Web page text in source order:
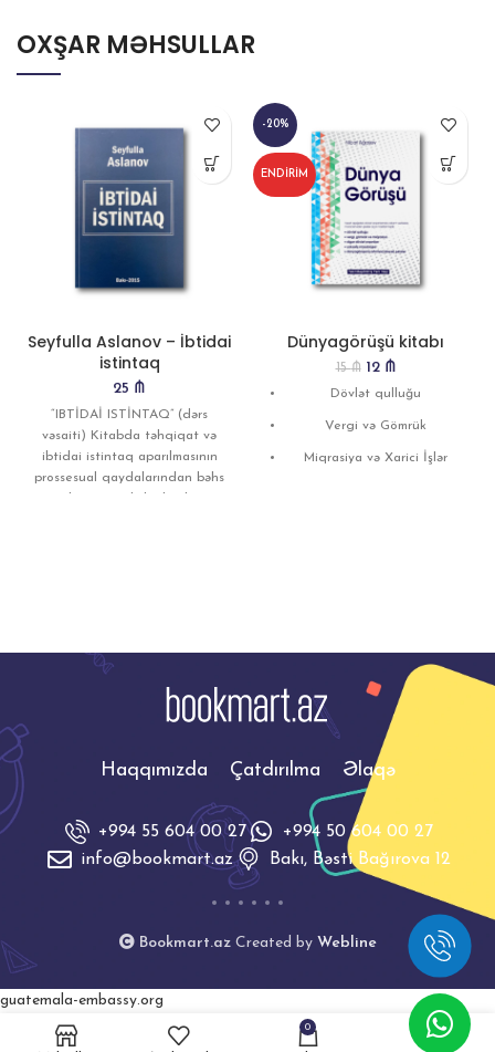
OXŞAR MƏHSULLAR
Seyfulla Aslanov – İbtidai
istintaq
25 ₼
“IBTİDAİ ISTİNTAQ” (dərs
vəsaiti) Kitabda təhqiqat və
ibtidai istintaq aparılmasının
prossesual qaydalarından bəhs
-20%
ENDIRIM
Dünyagörüşü kitabı
15₼ 12 ₼
Dövlət qulluğu
Vergi və Gömrük
Miqrasiya və Xarici İşlər
Haqqımızda Çatdırılma Əlaqə
+994 55 604 00 27
+994 50 604 00 27
info@bookmart.az
Bakı, Bəsti Bağırova 12
Bookmart.azCreated by Webline
guatemala-embassy.org
0